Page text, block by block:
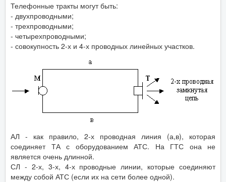
Телефонные тракты могут быть:
- двухпроводными;
- трехпроводными;
- четырехпроводными;
- совокупность 2-х и 4-х проводных линейных участков.
АЛ - как правило, 2-х проводная линия (а,в), которая
соединяет ТА с оборудованием АТС. На ГТС она не
является очень длинной.
СЛ - 2-х, 3-х, 4-х проводные линии, которые соединяют
между собой АТС (если их на сети более одной).